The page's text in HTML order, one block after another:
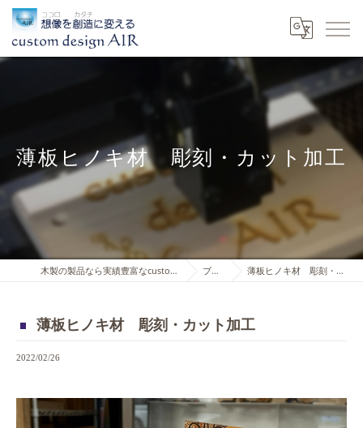
薄板ヒノキ材 彫刻・カット加工
木製の製品なら実績豊富なcustom design AIR ブログ 薄板ヒノキ材 彫刻・カット加工
薄板ヒノキ材 彫刻・カット加工
2022/02/26